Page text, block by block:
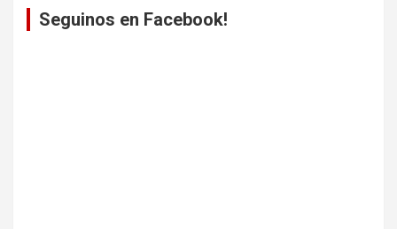
Seguinos en Facebook!